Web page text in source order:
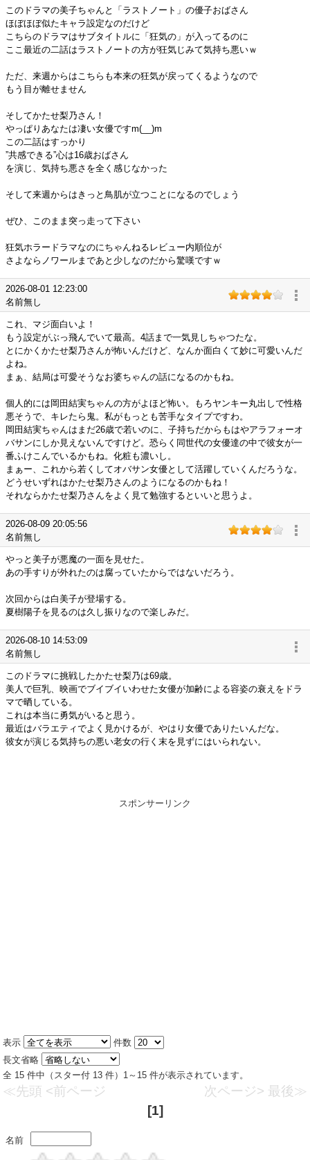
このドラマの美子ちゃんと「ラストノート」の優子おばさん
ほぼほぼ似たキャラ設定なのだけど
こちらのドラマはサブタイトルに「狂気の」が入ってるのに
ここ最近の二話はラストノートの方が狂気じみて気持ち悪いｗ
ただ、来週からはこちらも本来の狂気が戻ってくるようなので
もう目が離せません
そしてかたせ梨乃さん！
やっぱりあなたは凄い女優ですm(__)m
この二話はすっかり
”共感できる”心は16歳おばさん
を演じ、気持ち悪さを全く感じなかった
そして来週からはきっと鳥肌が立つことになるのでしょう
ぜひ、このまま突っ走って下さい
狂気ホラードラマなのにちゃんねるレビュー内順位が
さよならノワールまであと少しなのだから驚嘆ですｗ
2026-08-01 12:23:00
名前無し
これ、マジ面白いよ！
もう設定がぶっ飛んでいて最高。4話まで一気見しちゃつたな。
とにかくかたせ梨乃さんが怖いんだけど、なんか面白くて妙に可愛いんだ
よね。
まぁ、結局は可愛そうなお婆ちゃんの話になるのかもね。
個人的には岡田結実ちゃんの方がよほど怖い。もろヤンキー丸出しで性格
悪そうで、キレたら鬼。私がもっとも苦手なタイプですわ。
岡田結実ちゃんはまだ26歳で若いのに、子持ちだからもはやアラフォーオ
バサンにしか見えないんですけど。恐らく同世代の女優達の中で彼女が一
番ふけこんでいるかもね。化粧も濃いし。
まぁー、これから若くしてオバサン女優として活躍していくんだろうな。
どうせいずれはかたせ梨乃さんのようになるのかもね！
それならかたせ梨乃さんをよく見て勉強するといいと思うよ。
2026-08-09 20:05:56
名前無し
やっと美子が悪魔の一面を見せた。
あの手すりが外れたのは腐っていたからではないだろう。
次回からは白美子が登場する。
夏樹陽子を見るのは久し振りなので楽しみだ。
2026-08-10 14:53:09
名前無し
このドラマに挑戦したかたせ梨乃は69歳。
美人で巨乳、映画でブイブイいわせた女優が加齢による容姿の衰えをドラ
マで晒している。
これは本当に勇気がいると思う。
最近はバラエティでよく見かけるが、やはり女優でありたいんだな。
彼女が演じる気持ちの悪い老女の行く末を見ずにはいられない。
スポンサーリンク
表示
件数
長文省略
全 15 件中（スター付 13 件）1～15 件が表示されています。
≪先頭 <前ページ 次ページ> 最後≫
[1]
名前